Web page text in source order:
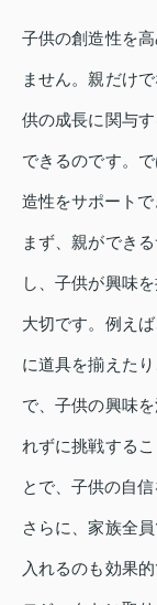
子供の創造性を
ません。親だけ
供の成長に関与
できるのです。
造性をサポートで
まず、親ができ
し、子供が興味
大切です。例え
に道具を揃えた
で、子供の興味
れずに挑戦する
とで、子供の自信
さらに、家族全
入れるのも効果